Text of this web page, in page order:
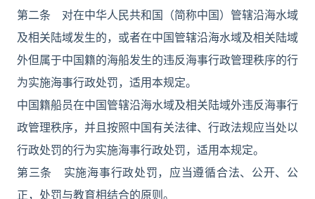
第二条 对在中华人民共和国（简称中国）管辖沿海水域
及相关陆域发生的，或者在中国管辖沿海水域及相关陆域
外但属于中国籍的海船发生的违反海事行政管理秩序的行
为实施海事行政处罚，适用本规定。
中国籍船员在中国管辖沿海水域及相关陆域外违反海事行
政管理秩序，并且按照中国有关法律、行政法规应当处以
行政处罚的行为实施海事行政处罚，适用本规定。
第三条 实施海事行政处罚，应当遵循合法、公开、公
正，处罚与教育相结合的原则。